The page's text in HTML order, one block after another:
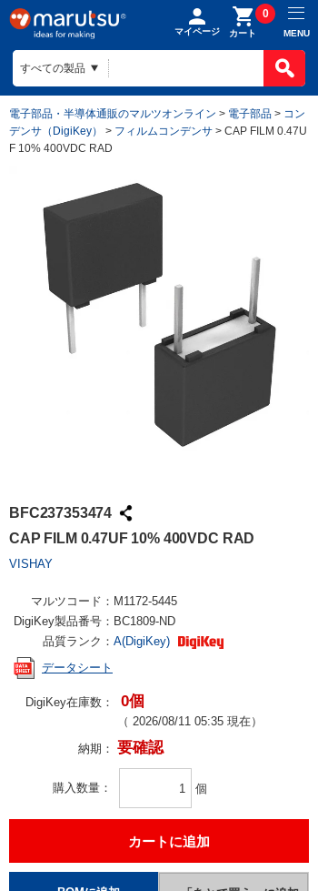
マイページ カート
0
MENU
電子部品・半導体通販のマルツオンライン > 電子部品 > コン
デンサ（DigiKey）
> フィルムコンデンサ > CAP FILM 0.47U
F 10% 400VDC RAD
BFC237353474
CAP FILM 0.47UF 10% 400VDC RAD
VISHAY
マルツコード： M1172-5445
DigiKey製品番号： BC1809-ND
品質ランク： A(DigiKey)
データシート
DigiKey在庫数： 0個
（ 2026/08/11 05:35 現在）
納期： 要確認
購入数量 個